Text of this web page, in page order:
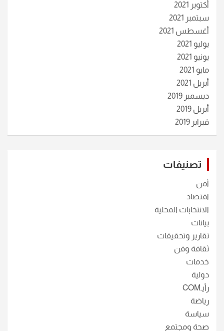
أكتوبر 2021
سبتمبر 2021
أغسطس 2021
يوليو 2021
يونيو 2021
مايو 2021
أبريل 2021
ديسمبر 2019
أبريل 2019
فبراير 2019
تصنيفات
أمن
اقتصاد
الانتخابات المحلية
بيانات
تقارير وتحقيقات
ثقافة وفن
خدمات
دولية
رأيـCOM
رياضة
سياسة
صحة ومجتمع